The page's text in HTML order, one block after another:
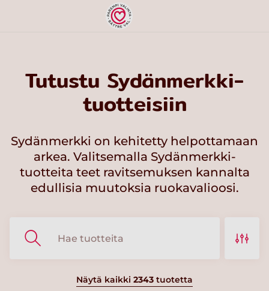
Tutustu Sydänmerkki-
tuotteisiin
Sydänmerkki on kehitetty helpottamaan
arkea. Valitsemalla Sydänmerkki-
tuotteita teet ravitsemuksen kannalta
edullisia muutoksia ruokavalioosi.
Näytä kaikki 2343 tuotetta